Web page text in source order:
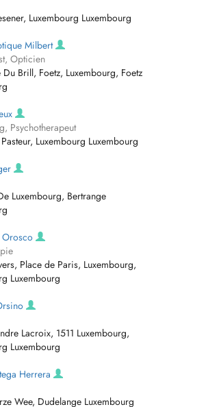
Luxembourg Luxembourg
Milbert
Opticien
Du Brill, Foetz, Luxembourg, Foetz
Psychotherapeut
Luxembourg Luxembourg
Luxembourg, Bertrange
Orosco
Place de Paris, Luxembourg,
Luxembourg
Lacroix, 1511 Luxembourg,
Luxembourg
Herrera
Wee, Dudelange Luxembourg